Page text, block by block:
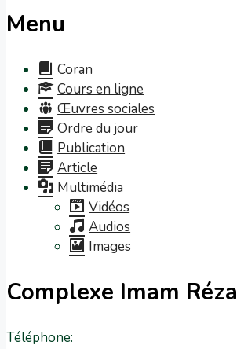
Menu
Coran
Cours en ligne
Œuvres sociales
Ordre du jour
Publication
Article
Multimédia
Vidéos
Audios
Images
Complexe Imam Réza
Téléphone: